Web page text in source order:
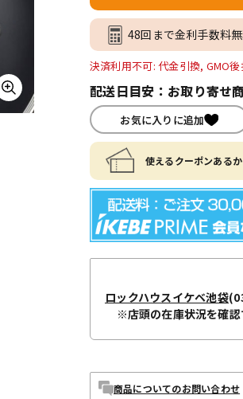
48回まで金利手数料
決済利用不可: 代金引換, GMO後
配送日目安：お取り寄せ
お気に入りに追加
使えるクーポンある
ロックハウスイケベ池袋
※店頭の在庫状況を確認
商品についてのお問い合わせ